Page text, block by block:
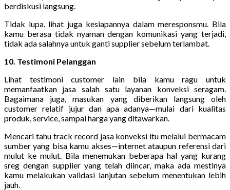
berdiskusi langsung.
Tidak lupa, lihat juga kesiapannya dalam meresponsmu. Bila
kamu berasa tidak nyaman dengan komunikasi yang terjadi,
tidak ada salahnya untuk ganti supplier sebelum terlambat.
10. Testimoni Pelanggan
Lihat testimoni customer lain bila kamu ragu untuk
memanfaatkan jasa salah satu layanan konveksi seragam.
Bagaimana juga, masukan yang diberikan langsung oleh
customer relatif jujur dan apa adanya—mulai dari kualitas
produk, service, sampai harga yang ditawarkan.
Mencari tahu track record jasa konveksi itu melalui bermacam
sumber yang bisa kamu akses—internet ataupun referensi dari
mulut ke mulut. Bila menemukan beberapa hal yang kurang
sreg dengan supplier yang telah diincar, maka ada mestinya
kamu melakukan validasi lanjutan sebelum menentukan lebih
jauh.